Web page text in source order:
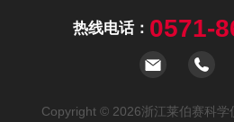
热线电话： 0571-
Copyright © 2026浙江莱伯赛科学